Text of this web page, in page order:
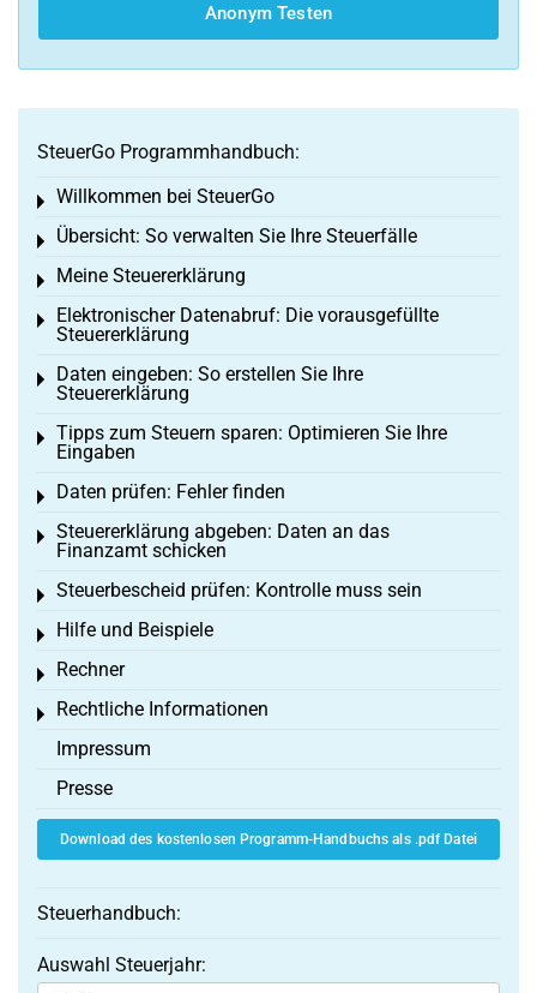
Anonym Testen
SteuerGo Programmhandbuch:
Willkommen bei SteuerGo
Toggle menu
Übersicht: So verwalten Sie Ihre Steuerfälle
Toggle menu
Meine Steuererklärung
Toggle menu
Elektronischer Datenabruf: Die vorausgefüllte
Steuererklärung
Toggle menu
Daten eingeben: So erstellen Sie Ihre
Steuererklärung
Toggle menu
Tipps zum Steuern sparen: Optimieren Sie Ihre
Eingaben
Toggle menu
Daten prüfen: Fehler finden
Toggle menu
Steuererklärung abgeben: Daten an das
Finanzamt schicken
Toggle menu
Steuerbescheid prüfen: Kontrolle muss sein
Toggle menu
Hilfe und Beispiele
Toggle menu
Rechner
Toggle menu
Rechtliche Informationen
Toggle menu
Impressum
Presse
Download des kostenlosen Programm-Handbuchs als .pdf Datei
Steuerhandbuch:
Auswahl Steuerjahr: